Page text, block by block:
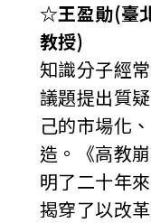
☆王盈勛(臺
教授)
知識分子經
議題提出質
己的市場化
造。《高教
明了二十年
揭穿了以改